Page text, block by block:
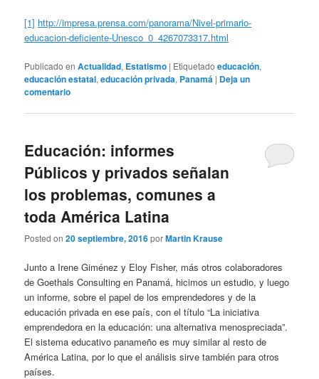
[1] http://impresa.prensa.com/panorama/Nivel-primario-
educacion-deficiente-Unesco_0_4267073317.html
Publicado en Actualidad, Estatismo | Etiquetado educación,
educación estatal,educación privada, Panamá | Deja un
comentario
Educación: informes
Públicos y privados señalan
los problemas, comunes a
toda América Latina
Posted on20 septiembre, 2016porMartin Krause
Junto a Irene Giménez y Eloy Fisher, más otros colaboradores
de Goethals Consulting en Panamá, hicimos un estudio, y luego
un informe, sobre el papel de los emprendedores y de la
educación privada en ese país, con el título “La iniciativa
emprendedora en la educación: una alternativa menospreciada”.
El sistema educativo panameño es muy similar al resto de
América Latina, por lo que el análisis sirve también para otros
países.